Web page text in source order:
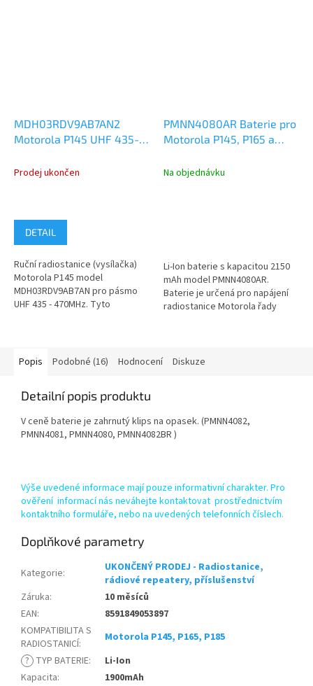
MDH03RDV9AB7AN2
Motorola P145 UHF 435-
Prodej ukončen
DETAIL
Ruční radiostanice (vysílačka)
Motorola P145 model
MDH03RDV9AB7AN pro pásmo
UHF 435 - 470MHz. Tyto
PMNN4080AR Baterie pro
Motorola P145, P165 a
Na objednávku
Li-Ion baterie s kapacitou 2150
mAh model PMNN4080AR.
Baterie je určená pro napájení
radiostanice Motorola řady
Popis Podobné (16) Hodnocení Diskuze
Detailní popis produktu
V ceně baterie je zahrnutý klips na opasek. (PMNN4082,
PMNN4081, PMNN4080, PMNN4082BR )
Výše uvedené informace mají pouze informativní charakter. Pro
ověření informací nás neváhejte kontaktovat prostřednictvím
kontaktního formuláře, nebo na uvedených telefonních číslech.
Doplňkové parametry
Kategorie:
UKONČENÝ PRODEJ - Radiostanice,
rádiové repeatery, příslušenství
Záruka:
10 měsíců
EAN:
8591849053897
KOMPATIBILITA S
RADIOSTANICÍ:
Motorola P145, P165, P185
? TYP BATERIE:
Li-Ion
Kapacita:
1900mAh